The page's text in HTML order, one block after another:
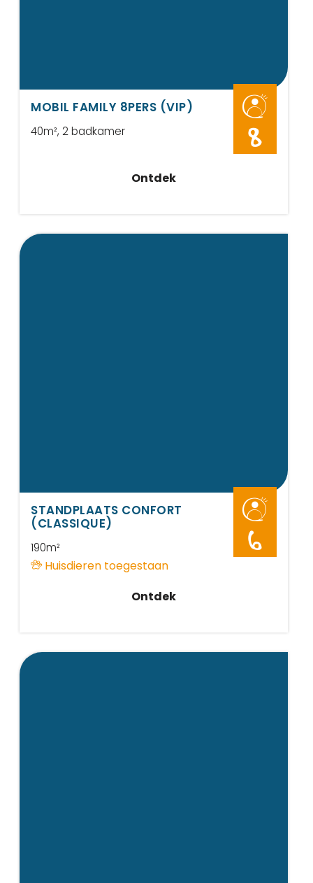
MOBIL FAMILY 8PERS (VIP)
40m², 2 badkamer 8
Ontdek
STANDPLAATS CONFORT
(CLASSIQUE)
190m²
Huisdieren toegestaan
6
Ontdek